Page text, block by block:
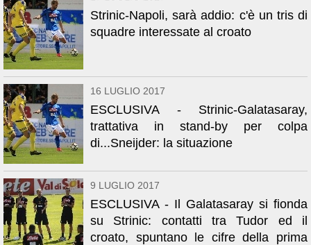
Strinic-Napoli, sarà addio: c'è un tris di
squadre interessate al croato
16 LUGLIO 2017
ESCLUSIVA - Strinic-Galatasaray,
trattativa in stand-by per colpa
di...Sneijder: la situazione
9 LUGLIO 2017
ESCLUSIVA - Il Galatasaray si fionda
su Strinic: contatti tra Tudor ed il
croato, spuntano le cifre della prima